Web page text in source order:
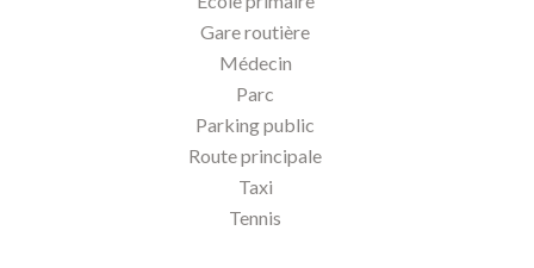
Gare routière
Médecin
Parc
Parking public
Route principale
Taxi
Tennis